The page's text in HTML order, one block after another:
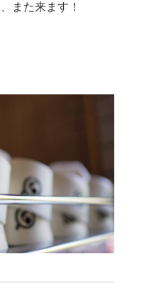
また来ます！